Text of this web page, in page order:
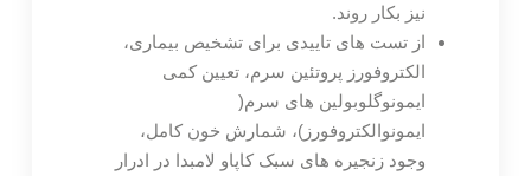
نیز بکار روند.
از تست های تاییدی برای تشخیص بیماری،
الکتروفورز پروتئین سرم، تعیین کمی
ایمونوگلوبولین های سرم(
ایمونوالکتروفورز)، شمارش خون کامل،
وجود زنجیره های سبک کاپاو لامبدا در ادرار